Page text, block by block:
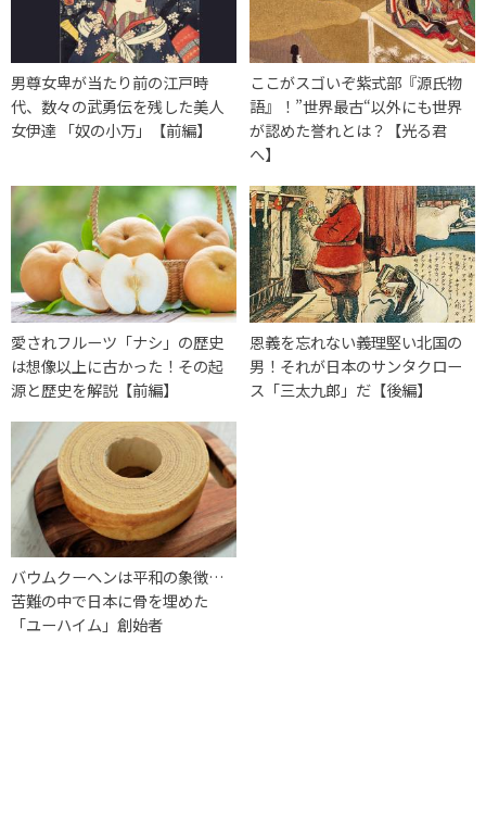
男尊女卑が当たり前の江戸時
代、数々の武勇伝を残した美人
女伊達 「奴の小万」【前編】
ここがスゴいぞ紫式部『源氏物
語』！”世界最古“以外にも世界
が認めた誉れとは？【光る君
へ】
愛されフルーツ「ナシ」の歴史
は想像以上に古かった！その起
源と歴史を解説【前編】
恩義を忘れない義理堅い北国の
男！それが日本のサンタクロー
ス「三太九郎」だ【後編】
バウムクーヘンは平和の象徴…
苦難の中で日本に骨を埋めた
「ユーハイム」創始者